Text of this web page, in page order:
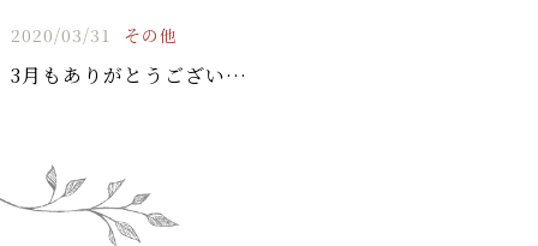
2020/03/31 その他
3月もありがとうございました！！